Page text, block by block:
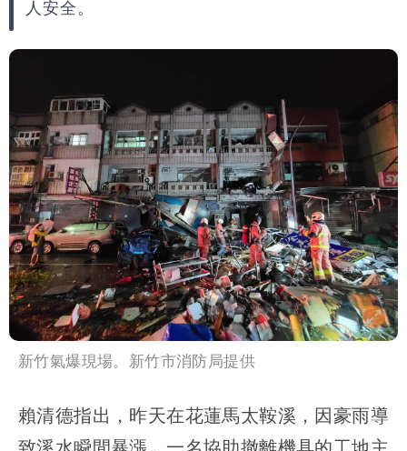
人安全。
新竹氣爆現場。新竹市消防局提供
賴清德指出，昨天在花蓮馬太鞍溪，因豪雨導